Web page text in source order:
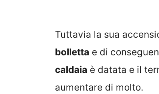
Tuttavia la sua
bolletta e di
caldaia è datata e il
aumentare di molto.